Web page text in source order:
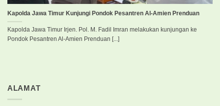
Kapolda Jawa Timur Kunjungi Pondok Pesantren Al-Amien Prenduan
Kapolda Jawa Timur Irjen. Pol. M. Fadil Imran melakukan kunjungan ke
Pondok Pesantren Al-Amien Prenduan [...]
ALAMAT